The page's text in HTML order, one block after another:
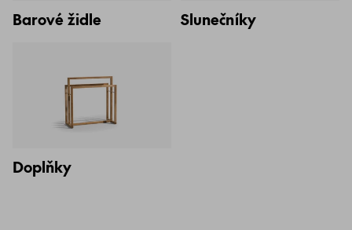
Barové židle Slunečníky
Doplňky